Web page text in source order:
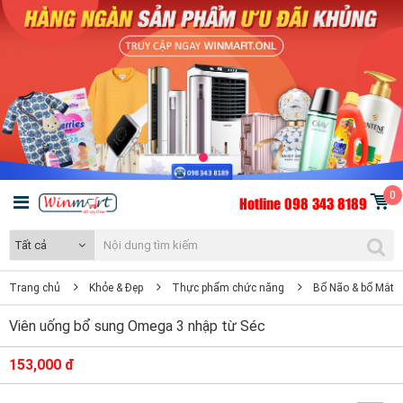
Hotline 098 343 8189 0
Tất cả
Trang chủ Khỏe & Đẹp Thực phẩm chức năng Bổ Não & bổ Mắt
Viên uống bổ sung Omega 3 nhập từ Séc
153,000 đ